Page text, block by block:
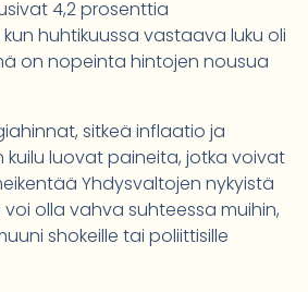
4,2 prosenttia
huhtikuussa vastaava luku oli
on nopeinta hintojen nousua
sitkeä inflaatio ja
kuilu luovat paineita, jotka voivat
Yhdysvaltojen nykyistä
olla vahva suhteessa muihin,
shokeille tai poliittisille